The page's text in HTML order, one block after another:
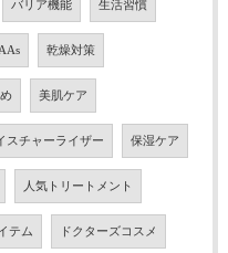
バリア機能 生活習慣
乾燥対策
美肌ケア
スチャーライザー 保湿ケア
人気トリートメント
テム ドクターズコスメ